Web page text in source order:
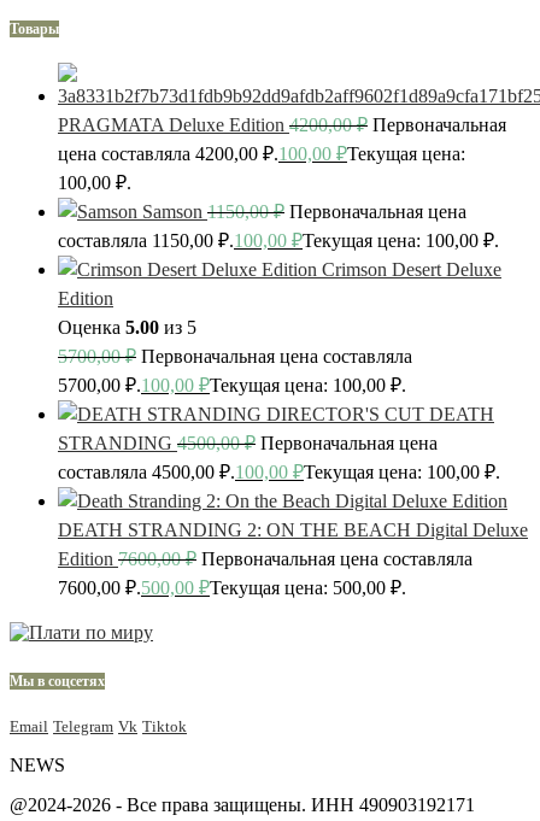
Товары
PRAGMATA Deluxe Edition 4200,00₽ Первоначальная
цена составляла 4200,00 ₽.100,00 ₽Текущая цена:
100,00 ₽.
Samson 1150,00₽ Первоначальная цена
составляла 1150,00 ₽.100,00 ₽Текущая цена: 100,00 ₽.
Crimson Desert Deluxe
Edition
Оценка 5.00 из 5
5700,00₽ Первоначальная цена составляла
5700,00 ₽.100,00 ₽Текущая цена: 100,00 ₽.
DEATH
STRANDING 4500,00₽ Первоначальная цена
составляла 4500,00 ₽.100,00 ₽Текущая цена: 100,00 ₽.
DEATH STRANDING 2: ON THE BEACH Digital Deluxe
Edition 7600,00₽ Первоначальная цена составляла
7600,00 ₽.500,00 ₽Текущая цена: 500,00 ₽.
Мы в соцсетях
Email Telegram Vk Tiktok
NEWS
@2024-2026 - Все права защищены. ИНН 490903192171